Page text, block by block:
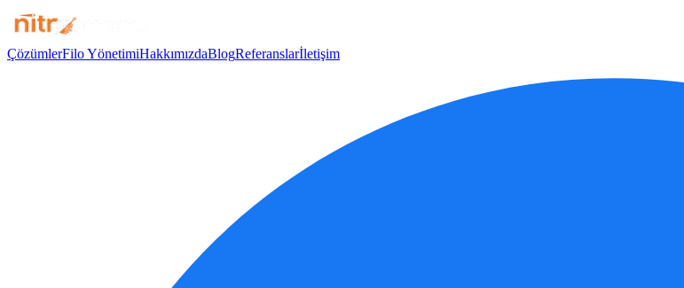
ÇözümlerFilo YönetimiHakkımızdaBlogReferanslarİletişim